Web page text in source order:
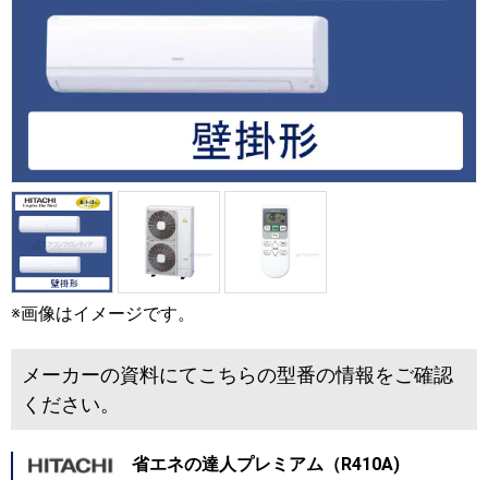
※画像はイメージです。
メーカーの資料にてこちらの型番の情報をご確認
ください。
省エネの達人プレミアム（R410A)